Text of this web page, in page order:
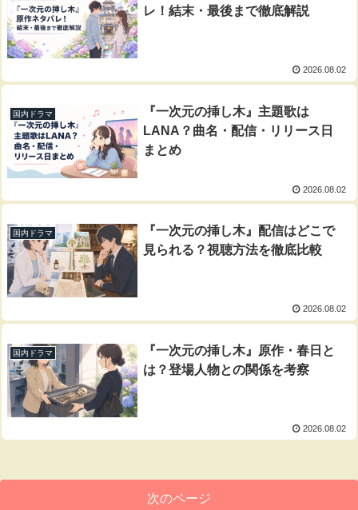
レ！結末・最後まで徹底解説
2026.08.02
国内ドラマ
『一次元の挿し木』主題歌は
LANA？曲名・配信・リリース日
まとめ
2026.08.02
国内ドラマ
『一次元の挿し木』配信はどこで
見られる？視聴方法を徹底比較
2026.08.02
国内ドラマ
『一次元の挿し木』原作・春日と
は？登場人物との関係を考察
2026.08.02
次のページ